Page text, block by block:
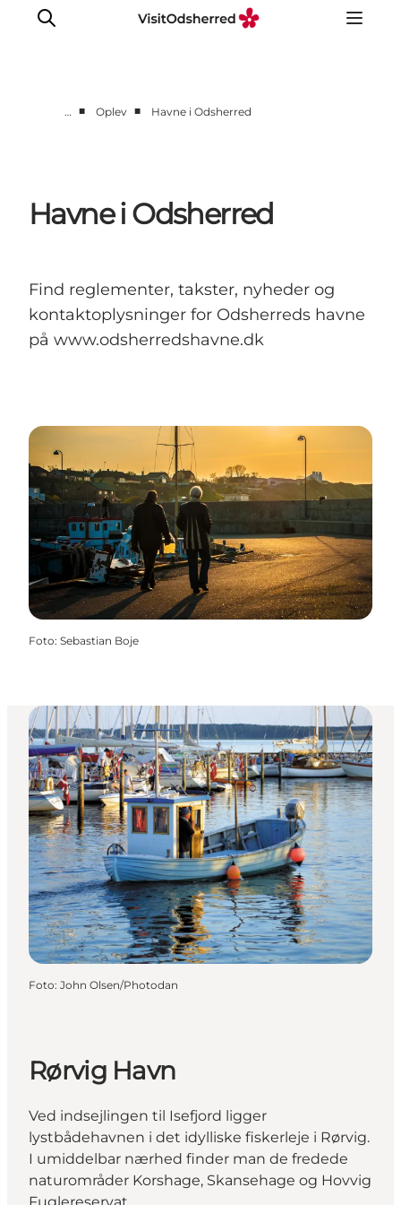
SPIS
OVERNAT
NYHEDSBREV
… ■ Oplev ■ Havne i Odsherred
Havne i Odsherred
Find reglementer, takster, nyheder og
kontaktoplysninger for Odsherreds havne
på www.odsherredshavne.dk
Foto: Sebastian Boje
Foto: John Olsen/Photodan
Rørvig Havn
Ved indsejlingen til Isefjord ligger
lystbådehavnen i det idylliske fiskerleje i Rørvig.
I umiddelbar nærhed finder man de fredede
naturområder Korshage, Skansehage og Hovvig